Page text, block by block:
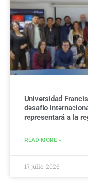
Universidad
desafío
representará a la
READ MORE »
17 julio, 2026